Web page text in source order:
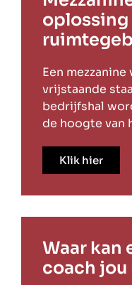
oplossing
Een
vrijstaande
bedrijfshal
de hoogte van
Klik hier
Waar kan
coach jou